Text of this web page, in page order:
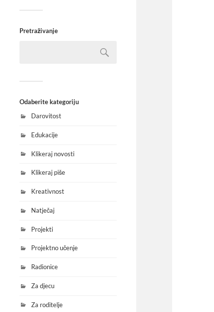
Pretraživanje
Odaberite kategoriju
Darovitost
Edukacije
Klikeraj novosti
Klikeraj piše
Kreativnost
Natječaj
Projekti
Projektno učenje
Radionice
Za djecu
Za roditelje